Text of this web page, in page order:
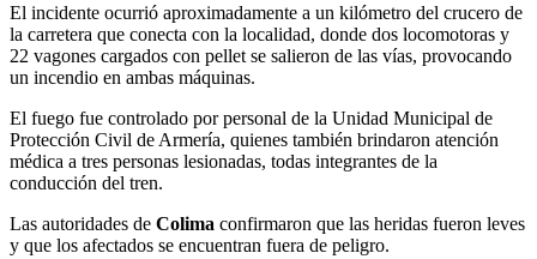
El incidente ocurrió aproximadamente a un kilómetro del crucero de
la carretera que conecta con la localidad, donde dos locomotoras y
22 vagones cargados con pellet se salieron de las vías, provocando
un incendio en ambas máquinas.
El fuego fue controlado por personal de la Unidad Municipal de
Protección Civil de Armería, quienes también brindaron atención
médica a tres personas lesionadas, todas integrantes de la
conducción del tren.
Las autoridades de Colima confirmaron que las heridas fueron leves
y que los afectados se encuentran fuera de peligro.